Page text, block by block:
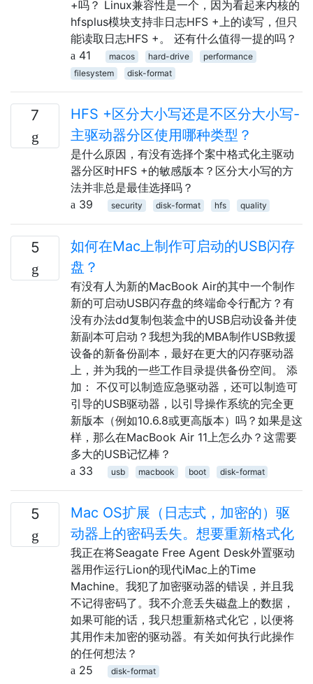
+吗？ Linux兼容性是一个，因为看起来内核的
hfsplus模块支持非日志HFS +上的读写，但只
能读取日志HFS +。 还有什么值得一提的吗？
41
macos hard-drive
performance
filesystem
disk-format
7
HFS +区分大小写还是不区分大小写-
主驱动器分区使用哪种类型？
是什么原因，有没有选择个案中格式化主驱动
器分区时HFS +的敏感版本？区分大小写的方
法并非总是最佳选择吗？
39
security disk-format hfs quality
5
如何在Mac上制作可启动的USB闪存
盘？
有没有人为新的MacBook Air的其中一个制作
新的可启动USB闪存盘的终端命令行配方？有
没有办法dd复制包装盒中的USB启动设备并使
新副本可启动？我想为我的MBA制作USB救援
设备的新备份副本，最好在更大的闪存驱动器
上，并为我的一些工作目录提供备份空间。 添
加： 不仅可以制造应急驱动器，还可以制造可
引导的USB驱动器，以引导操作系统的完全更
新版本（例如10.6.8或更高版本）吗？如果是这
样，那么在MacBook Air 11上怎么办？这需要
多大的USB记忆棒？
33
usb macbook boot disk-format
5
Mac OS扩展（日志式，加密的）驱
动器上的密码丢失。想要重新格式化
我正在将Seagate Free Agent Desk外置驱动
器用作运行Lion的现代iMac上的Time
Machine。我犯了加密驱动器的错误，并且我
不记得密码了。我不介意丢失磁盘上的数据，
如果可能的话，我只想重新格式化它，以便将
其用作未加密的驱动器。有关如何执行此操作
的任何想法？
25
disk-format